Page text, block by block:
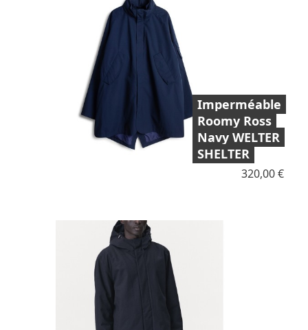
Imperméable
Roomy Ross
Navy WELTER
SHELTER
Prix
320,00 €